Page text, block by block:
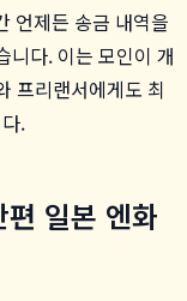
언제든 송금 내역을
니다. 이는 모인이 개
프리랜서에게도 최
.
일본 엔화